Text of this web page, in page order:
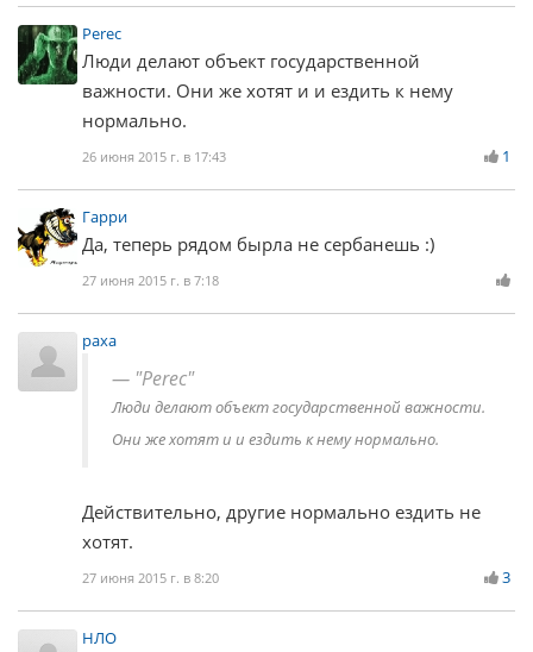
Perec
Люди делают объект государственной
важности. Они же хотят и и ездить к нему
нормально.
26 июня 2015 г. в 17:43 1
Гарри
Да, теперь рядом бырла не сербанешь :)
27 июня 2015 г. в 7:18
paxa
"Perec"
Люди делают объект государственной важности.
Они же хотят и и ездить к нему нормально.
Действительно, другие нормально ездить не
хотят.
27 июня 2015 г. в 8:20 3
НЛО